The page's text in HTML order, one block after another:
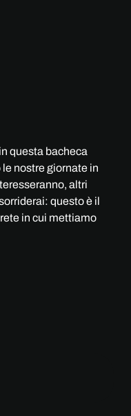
questa bacheca
nostre giornate in
altri
questo è il
in cui mettiamo